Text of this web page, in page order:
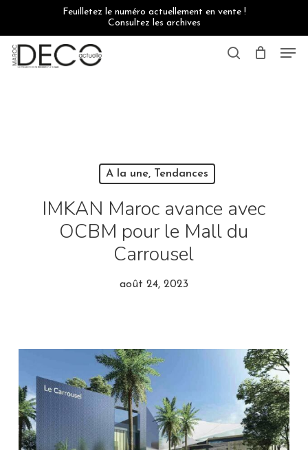
Feuilletez le numéro actuellement en vente !
Consultez les archives
search
A la une, Tendances
IMKAN Maroc avance avec
OCBM pour le Mall du
Carrousel
août 24, 2023